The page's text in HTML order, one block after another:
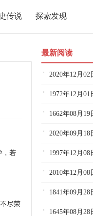
传说 探索发现
，若
尽荣
最新阅读
2020年12月
1972年12月
1662年08月
2020年09月
1997年12月
2010年12月
1841年09月
1645年08月